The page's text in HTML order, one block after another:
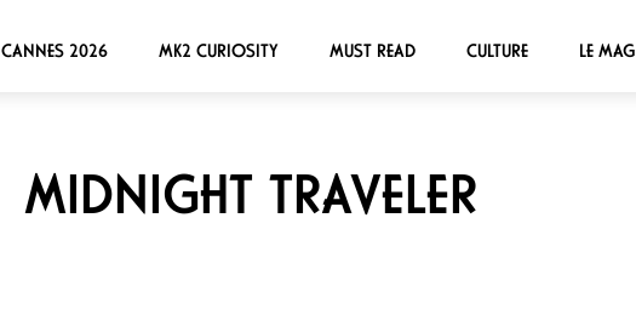
CANNES 2026 MK2 CURIOSITY MUST READ CULTURE LE MAG
MIDNIGHT TRAVELER